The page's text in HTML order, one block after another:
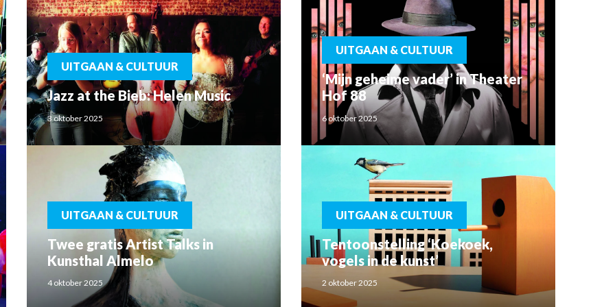
UITGAAN & CULTUUR
Jazz at the Bieb: Helen Music
3 oktober 2025
UITGAAN & CULTUUR
‘Mijn geheime vader’ in Theater
Hof 88
6 oktober 2025
UITGAAN & CULTUUR
Twee gratis Artist Talks in
Kunsthal Almelo
4 oktober 2025
UITGAAN & CULTUUR
Tentoonstelling ‘Koekoek,
vogels in de kunst’
2 oktober 2025